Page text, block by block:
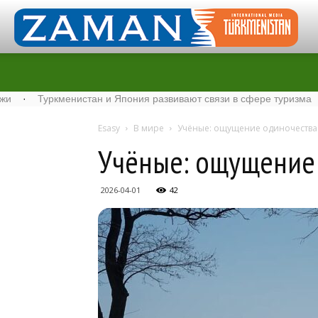
и Япония развивают связи в сфере туризма ·
Esasy В мире Учёные: ощущение
Учёные: ощущение
2026-04-01 42